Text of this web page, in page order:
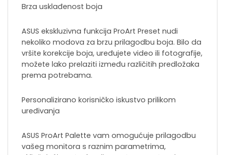
Brza usklađenost boja
ASUS ekskluzivna funkcija ProArt Preset nudi
nekoliko modova za brzu prilagodbu boja. Bilo da
vršite korekcije boja, uređujete video ili fotografije,
možete lako prelaziti između različitih predložaka
prema potrebama.
Personalizirano korisničko iskustvo prilikom
uređivanja
ASUS ProArt Palette vam omogućuje prilagodbu
vašeg monitora s raznim parametrima,